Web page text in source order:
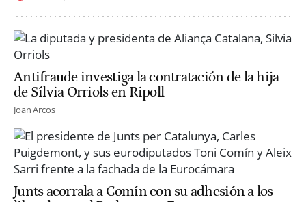
Antifraude investiga la contratación de la hija
de Sílvia Orriols en Ripoll
Joan Arcos
Junts acorrala a Comín con su adhesión a los